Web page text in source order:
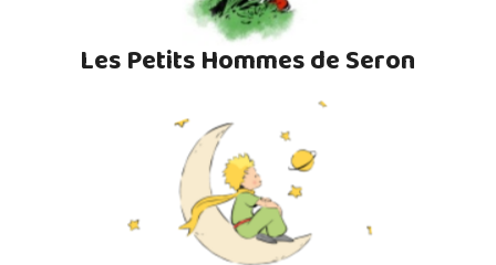
Les Petits Hommes de Seron